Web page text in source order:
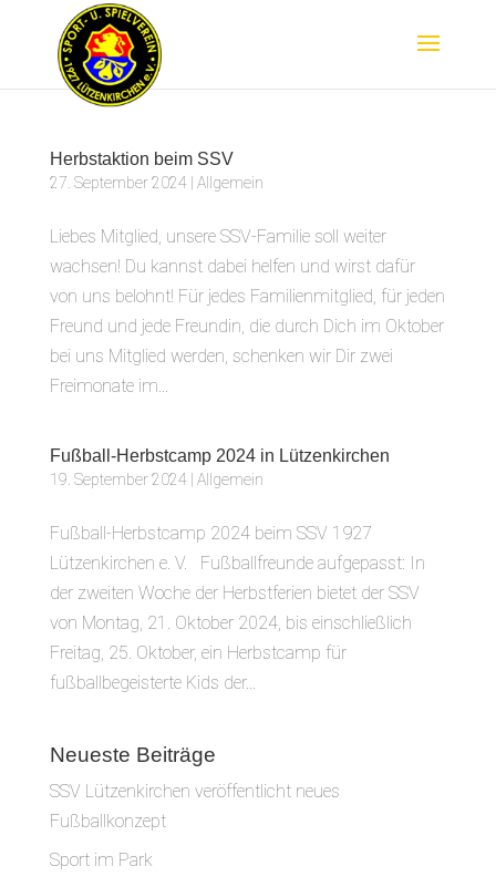
Herbstaktion beim SSV
27. September 2024| Allgemein
Liebes Mitglied, unsere SSV-Familie soll weiter
wachsen! Du kannst dabei helfen und wirst dafür
von uns belohnt! Für jedes Familienmitglied, für jeden
Freund und jede Freundin, die durch Dich im Oktober
bei uns Mitglied werden, schenken wir Dir zwei
Freimonate im...
Fußball-Herbstcamp 2024 in Lützenkirchen
19. September 2024| Allgemein
Fußball-Herbstcamp 2024 beim SSV 1927
Lützenkirchen e. V. Fußballfreunde aufgepasst: In
der zweiten Woche der Herbstferien bietet der SSV
von Montag, 21. Oktober 2024, bis einschließlich
Freitag, 25. Oktober, ein Herbstcamp für
fußballbegeisterte Kids der...
Neueste Beiträge
SSV Lützenkirchen veröffentlicht neues
Fußballkonzept
Sport im Park